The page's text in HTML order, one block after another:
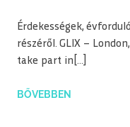
Érdekességek,
részéről. GLIX –
take part in[…]
BŐVEBBEN